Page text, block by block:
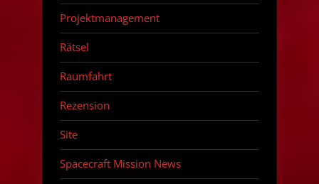
Projektmanagement
Rätsel
Raumfahrt
Rezension
Site
Spacecraft Mission News